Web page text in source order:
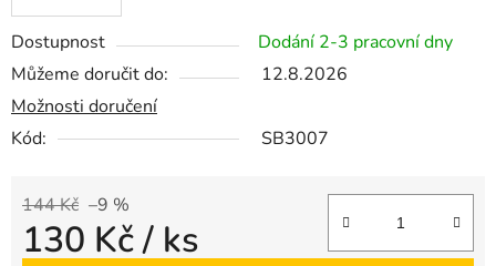
Dostupnost
Dodání 2-3 pracovní dny
Můžeme doručit do:
12.8.2026
Možnosti doručení
Kód:
SB3007
144 Kč –9 %
130 Kč/ ks